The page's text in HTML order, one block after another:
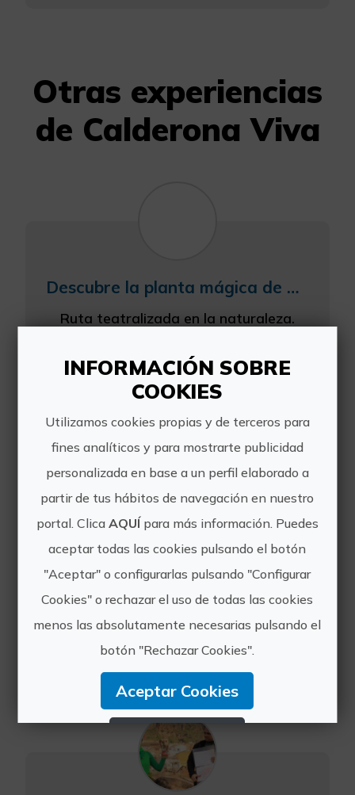
Otras experiencias
de Calderona Viva
Descubre la planta mágica de Sángana
Ruta teatralizada en la naturaleza.
compartirá con nosotros su misterioso
secreto: está ayudando a su amiga
Sángana a encontrar una planta
Los murciélagos: nuestros amigos de la noche
Ruta teatralizada nocturna. Casiopea
y Antares han venido para ayudar a
sus amigos los murciélagos. Van a
intentar convencer a todo el mundo de
que los "ratones alados" son buenos y
nos ayudan. ¿Dónde...
INFORMACIÓN SOBRE
COOKIES
Utilizamos cookies propias y de terceros para
fines analíticos y para mostrarte publicidad
personalizada en base a un perfil elaborado a
partir de tus hábitos de navegación en nuestro
portal. Clica AQUÍ para más información. Puedes
aceptar todas las cookies pulsando el botón
"Aceptar" o configurarlas pulsando "Configurar
Cookies" o rechazar el uso de todas las cookies
menos las absolutamente necesarias pulsando el
botón "Rechazar Cookies".
Aceptar Cookies
Rechazar Cookies
Configurar Cookies